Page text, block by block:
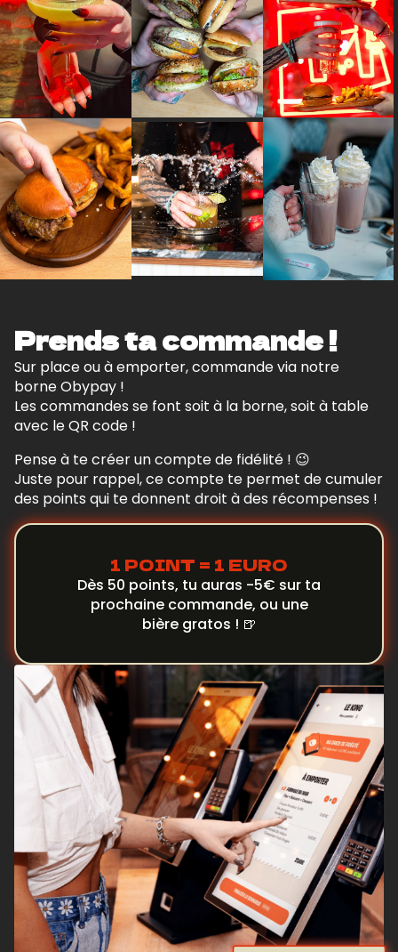
Prends ta commande !
Sur place ou à emporter, commande via notre
borne Obypay !
Les commandes se font soit à la borne, soit à table
avec le QR code !
Pense à te créer un compte de fidélité ! 😉
Juste pour rappel, ce compte te permet de cumuler
des points qui te donnent droit à des récompenses !
1 POINT = 1 EURO
Dès 50 points, tu auras -5€ sur ta
prochaine commande, ou une
bière gratos ! 🍺